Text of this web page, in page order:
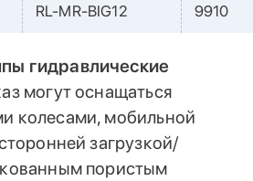
RL-MR-BIG12 9910
гидравлические
могут оснащаться
колесами, мобильной
загрузкой/
пористым